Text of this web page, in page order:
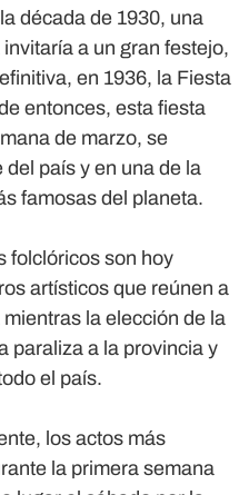
década de 1930, una
a un gran festejo,
en 1936, la Fiesta
entonces, esta fiesta
de marzo, se
país y en una de la
famosas del planeta.
folclóricos son hoy
artísticos que reúnen a
la elección de la
paraliza a la provincia y
el país.
los actos más
la primera semana